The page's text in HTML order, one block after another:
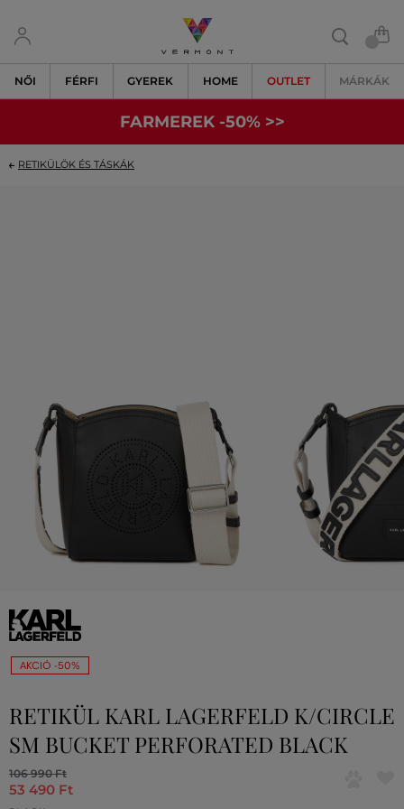
NŐI FÉRFI GYEREK HOME OUTLET MÁRKÁK
FARMEREK -50% >>
RETIKÜLÖK ÉS TÁSKÁK
AKCIÓ -50%
RETIKÜL KARL LAGERFELD K/CIRCLE
SM BUCKET PERFORATED BLACK
106 990 Ft
53 490 Ft